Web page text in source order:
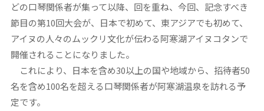
どの口琴関係者が集って以降、回を重ね、今回、記念すべき
節目の第10回大会が、日本で初めて、東アジアでも初めて、
アイヌの人々のムックリ文化が伝わる阿寒湖アイヌコタンで
開催されることになりました。
これにより、日本を含め30以上の国や地域から、招待者50
名を含め100名を超える口琴関係者が阿寒湖温泉を訪れる予
定です。